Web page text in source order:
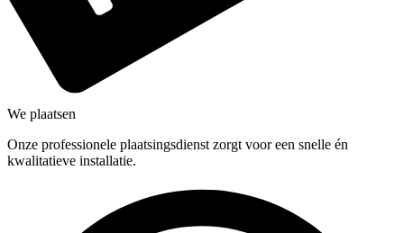
We plaatsen
Onze professionele plaatsingsdienst zorgt voor een snelle én
kwalitatieve installatie.